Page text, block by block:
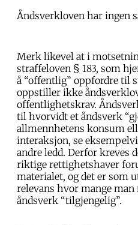
Åndsverkloven har ingen
Merk likevel at i
straffeloven § 183, som
å “offentlig” oppfordre til
oppstiller ikke
offentlighetskrav.
til hvorvidt et åndsverk
allmennhetens konsum
interaksjon, se
andre ledd. Derfor kreves
riktige rettighetshaver
materialet, og det er som
relevans hvor mange man
åndsverk “tilgjengelig”.